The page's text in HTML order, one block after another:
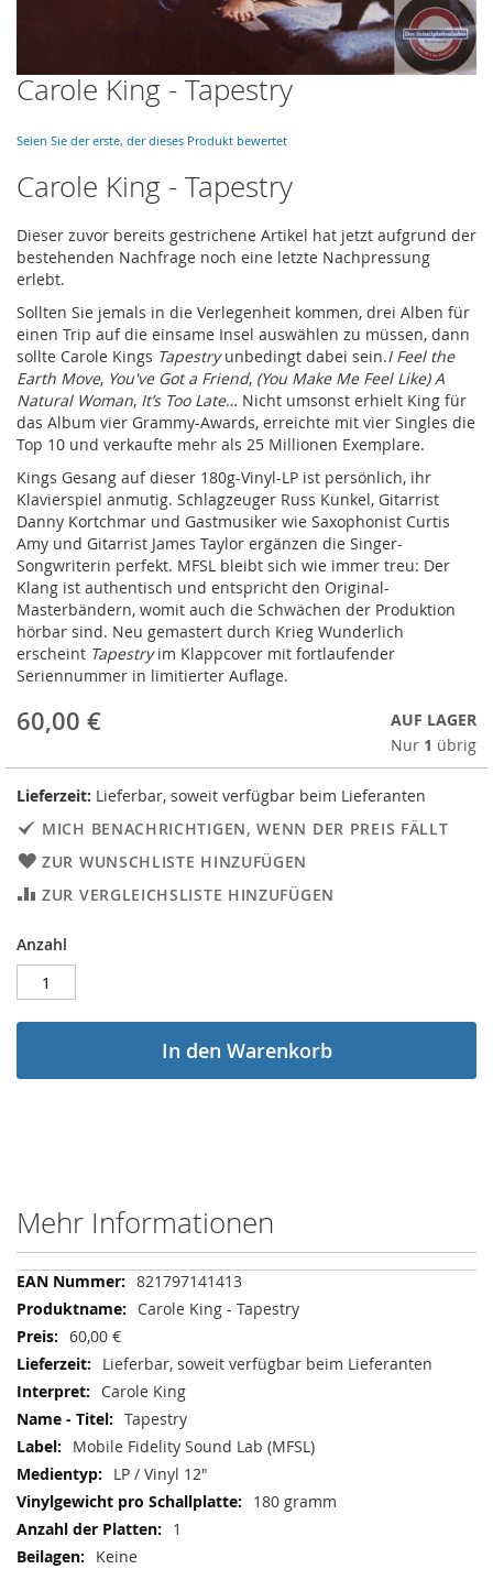
Skip
to
beginning
of
the
gallery
Carole King - Tapestry
Seien Sie der erste, der dieses Produkt bewertet
Carole King - Tapestry
Dieser zuvor bereits gestrichene Artikel hat jetzt aufgrund der
bestehenden Nachfrage noch eine letzte Nachpressung
erlebt.
Sollten Sie jemals in die Verlegenheit kommen, drei Alben für
einen Trip auf die einsame Insel auswählen zu müssen, dann
sollte Carole Kings Tapestryunbedingt dabei sein.I Feel the
Earth Move, You've Got a Friend, (You Make Me Feel Like) A
Natural Woman, It’s Too Late… Nicht umsonst erhielt King für
das Album vier Grammy-Awards, erreichte mit vier Singles die
Top 10 und verkaufte mehr als 25 Millionen Exemplare.
Kings Gesang auf dieser 180g-Vinyl-LP ist persönlich, ihr
Klavierspiel anmutig. Schlagzeuger Russ Kunkel, Gitarrist
Danny Kortchmar und Gastmusiker wie Saxophonist Curtis
Amy und Gitarrist James Taylor ergänzen die Singer-
Songwriterin perfekt. MFSL bleibt sich wie immer treu: Der
Klang ist authentisch und entspricht den Original-
Masterbändern, womit auch die Schwächen der Produktion
hörbar sind. Neu gemastert durch Krieg Wunderlich
erscheint Tapestryim Klappcover mit fortlaufender
Seriennummer in limitierter Auflage.
60,00 €
AUF LAGER
Nur 1 übrig
Lieferzeit: Lieferbar, soweit verfügbar beim Lieferanten
MICH BENACHRICHTIGEN, WENN DER PREIS FÄLLT
ZUR WUNSCHLISTE HINZUFÜGEN
ZUR VERGLEICHSLISTE HINZUFÜGEN
Anzahl
In den Warenkorb
Mehr Informationen
Mehr
Informationen
821797141413
Carole King - Tapestry
60,00 €
Lieferbar, soweit verfügbar beim Lieferanten
Carole King
Tapestry
Mobile Fidelity Sound Lab (MFSL)
LP / Vinyl 12"
180 gramm
1
Keine